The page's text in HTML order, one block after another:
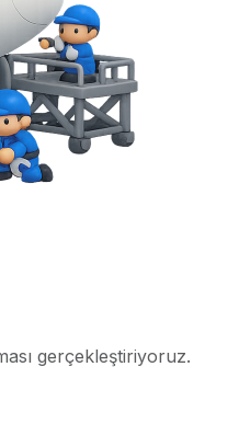
gerçekleştiriyoruz.